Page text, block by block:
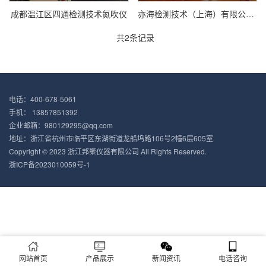
成都温江区四通检测技术氮吹仪
亦海检测技术（上海）有限公司采购全自动氮吹
共2条记录
电话：400-678-5061
手机： 13857851392
企业邮箱：980129295@qq.com
地址：浙江省杭州市临平区东湖街道龙船坞路106号2幢6层605室
Copyright © 2023 浙江邦聚仪器有限公司 All Rights Reserved.
浙ICP备2023010059号-1
网站首页 产品展示 新闻资讯 电话咨询